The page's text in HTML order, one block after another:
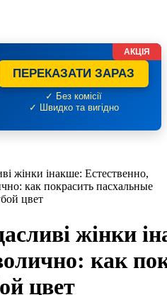
ПЕРЕКАЗАТИ ЗАРАЗ
✓ Без комісії
✓ Швидко та вигідно
АКЦІЯ
жінки інакше: Естественно,
как покрасить пасхальные
цвет
жінки
как
цвет